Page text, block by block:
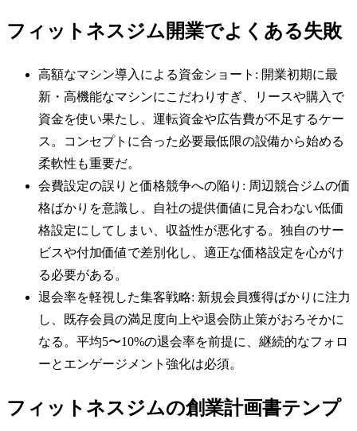
フィットネスジム 開業でよくある失敗
高額なマシン導入による資金ショート: 開業初期に最
新・高機能なマシンにこだわりすぎ、リースや購入で
資金を使い果たし、運転資金や広告費が不足するケー
ス。コンセプトに合った必要最低限の設備から始める
柔軟性も重要だ。
会費設定の誤りと価格競争への陥り: 周辺競合ジムの価
格ばかりを意識し、自社の提供価値に見合わない低価
格設定にしてしまい、収益性が悪化する。独自のサー
ビスや付加価値で差別化し、適正な価格設定を心がけ
る必要がある。
退会率を軽視した集客戦略: 新規会員獲得ばかりに注力
し、既存会員の満足度向上や退会防止策がおろそかに
なる。平均5〜10%の退会率を前提に、継続的なフォロ
ーとエンゲージメント強化は必須。
フィットネスジムの創業計画書テンプ